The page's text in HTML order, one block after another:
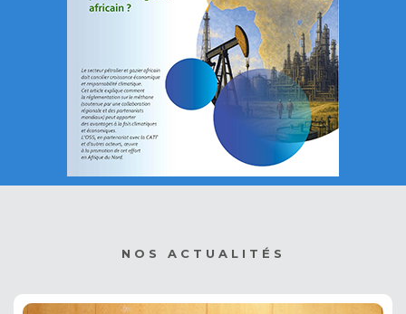
NOS ACTUALITÉS